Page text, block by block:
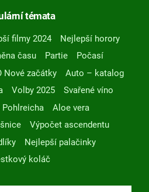
témata
filmy 2024
Nejlepší horory
času Partie
Počasí
Nové začátky
Auto – katalog
Volby 2025
Svařené víno
Aloe vera
Výpočet ascendentu
Nejlepší palačinky
koláč